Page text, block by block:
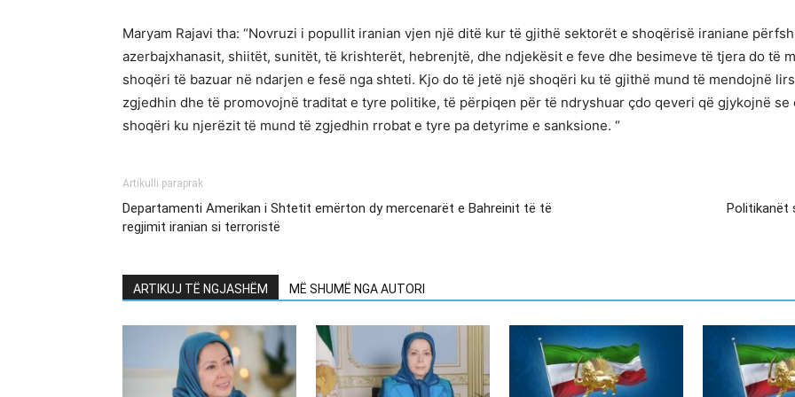
Maryam Rajavi tha: “Novruzi i popullit iranian vjen një ditë kur të gjithë sektorët e shoqërisë iraniane
azerbajxhanasit, shiitët, sunitët, të krishterët, hebrenjtë, dhe ndjekësit e feve dhe besimeve të tjera do të
shoqëri të bazuar në ndarjen e fesë nga shteti. Kjo do të jetë një shoqëri ku të gjithë mund të mendojnë
zgjedhin dhe të promovojnë traditat e tyre politike, të përpiqen për të ndryshuar çdo qeveri që gjykojnë
shoqëri ku njerëzit të mund të zgjedhin rrobat e tyre pa detyrime e sanksione. “
Artikulli paraprak
Departamenti Amerikan i Shtetit emërton dy mercenarët e Bahreinit të të
regjimit iranian si terroristë
Politikanët
ARTIKUJ TË NGJASHËM MË SHUMË NGA AUTORI